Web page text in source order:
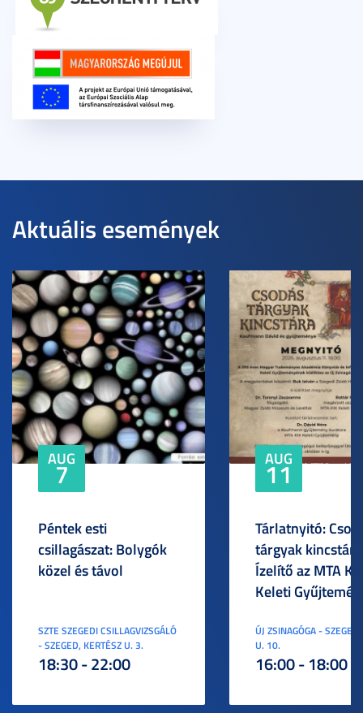
Aktuális események
AUG
7
Péntek esti
csillagászat: Bolygók
közel és távol
SZTE SZEGEDI CSILLAGVIZSGÁLÓ
- SZEGED, KERTÉSZ U. 3.
18:30 - 22:00
AUG
11
Tárlatnyitó:
tárgyak
Ízelítő az MTA
Keleti
ÚJ ZSINAGÓGA -
U. 10.
16:00 - 18:00